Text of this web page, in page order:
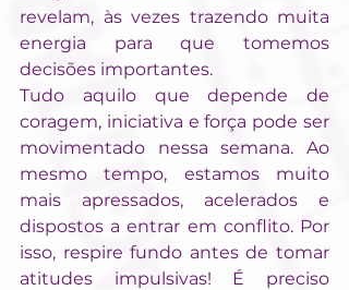
revelam, às vezes trazendo muita
energia para que tomemos
decisões importantes.
Tudo aquilo que depende de
coragem, iniciativa e força pode ser
movimentado nessa semana. Ao
mesmo tempo, estamos muito
mais apressados, acelerados e
dispostos a entrar em conflito. Por
isso, respire fundo antes de tomar
atitudes impulsivas! É preciso